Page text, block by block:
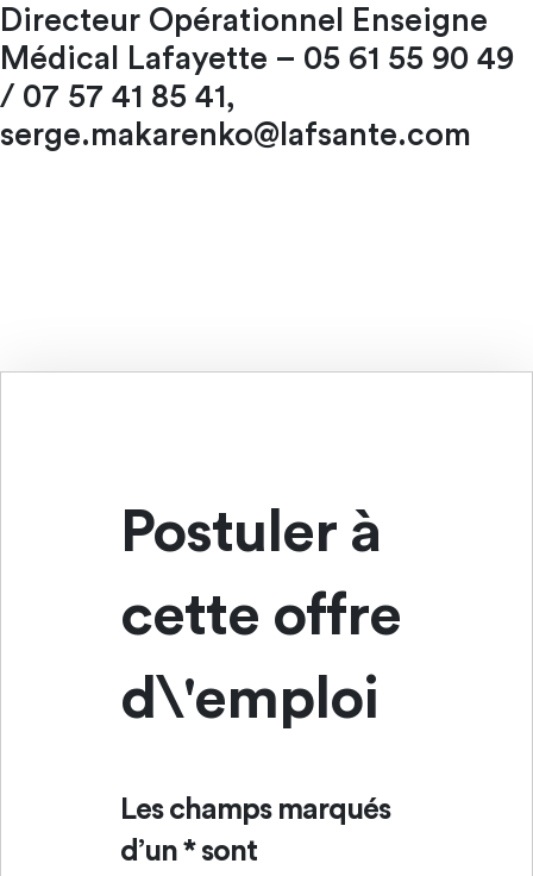
Directeur Opérationnel Enseigne
Médical Lafayette – 05 61 55 90 49
/ 07 57 41 85 41,
serge.makarenko@lafsante.com
Postuler à
cette offre
d\'emploi
Les champs marqués
d’un * sont